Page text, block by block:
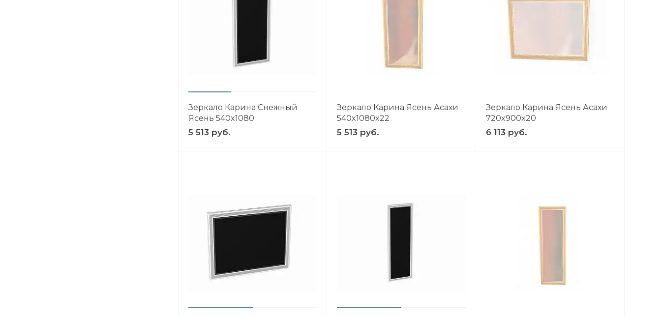
Зеркало Карина Снежный
Ясень 540x1080
5 513 руб.
Зеркало Карина Ясень Асахи
540x1080x22
5 513 руб.
Зеркало Карина Ясень Асахи
720x900x20
6 113 руб.